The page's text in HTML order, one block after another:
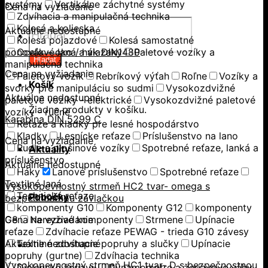
Products
search
Hľadať
Košík
Žiadne produkty v košíku.
Aktuality
Pobočky
systémy
Vertikálne záchytné systémy
Zdvíhacia a manipulačná technika
Kolesá a kolieska
Kolesá pojazdové
Kolesá samostatné
Oceľové laná a viazaky
Paletové vozíky a
manipulačná technika
Paletový vozík
Rebríkový výťah Roľne
Vozíky a
svorky pre manipuláciu so sudmi
Vysokozdvižné
paletové vozíky - elektrické
Vysokozdvižné paletové
vozíky - ručné
Reťaze a kladky pre lesné hospodárstvo
Kladky
Lesnícke reťaze
Príslušenstvo na lano
Rudle a plošinové vozíky
Spotrebné reťaze, lanká a
príslušenstvo
Háky
Lanové príslušenstvo
Spotrebné reťaze
Textilné laná
Technické reťaze
komponenty G10
Komponenty G12
komponenty
G8
Nerezové komponenty Strmene
Upínacie
reťaze
Zdvíhacie reťaze PEWAG - trieda G10 závesy
Textilné zdvíhacie popruhy a slučky
Upínacie
popruhy (gurtne)
Zdvíhacia technika
Cena na vyžiadanie
Aktuálne nedostupné
ponovák – oko / hák DIN1480
Cena na vyžiadanie
Aktuálne nedostupné
Karabína DIN 5299 C
Cena na vyžiadanie
Aktuálne nedostupné
Vysokopevnostný strmeň HC2 tvar- omega s
bezpečnostnou závlačkou
Cena na vyžiadanie
Aktuálne nedostupné
Vysokopevnostný strmeň HC1 tvar- D s bezpečnostnou